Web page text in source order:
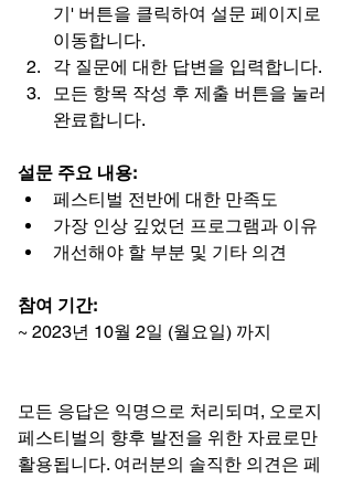
기' 버튼을 클릭하여 설문 페이지로
이동합니다.
각 질문에 대한 답변을 입력합니다.
모든 항목 작성 후 제출 버튼을 눌러
완료합니다.
설문 주요 내용:
페스티벌 전반에 대한 만족도
가장 인상 깊었던 프로그램과 이유
개선해야 할 부분 및 기타 의견
참여 기간:
~ 2023년 10월 2일 (월요일) 까지
모든 응답은 익명으로 처리되며, 오로지
페스티벌의 향후 발전을 위한 자료로만
활용됩니다. 여러분의 솔직한 의견은 페